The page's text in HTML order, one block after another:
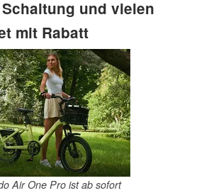
und vielen
mit Rabatt
Air One Pro ist ab sofort